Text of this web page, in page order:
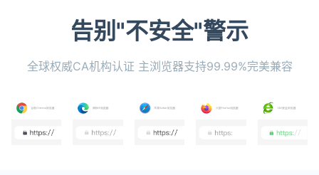
告别"不安全"警示
全球权威CA机构认证 主浏览器支持99.99%完美兼容